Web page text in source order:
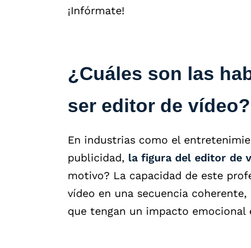
¡Infórmate!
¿Cuáles son las
ser editor de vídeo?
En industrias como el
publicidad, la figura del editor de
motivo? La capacidad de este
vídeo en una secuencia coherente,
que tengan un impacto emocional